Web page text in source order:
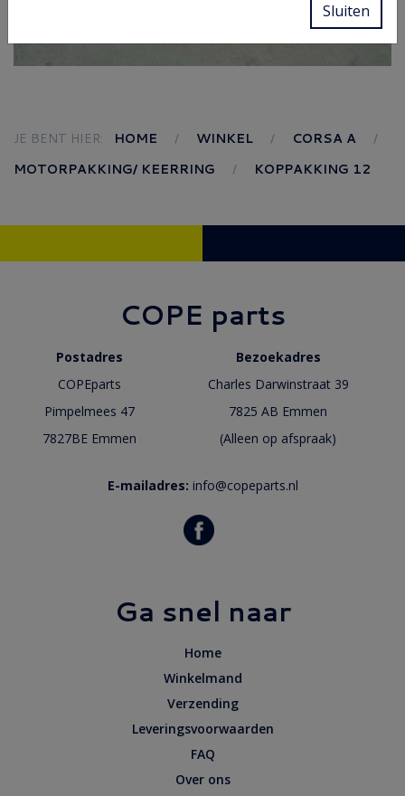
JE BENT HIER: HOME WINKEL
CORSA A
MOTORPAKKING/ KEERRING
KOPPAKKING 12
COPE parts
Postadres
Bezoekadres
COPEparts
Charles Darwinstraat 39
Pimpelmees 47
7825 AB Emmen
7827BE Emmen
(Alleen op afspraak)
E-mailadres: info@copeparts.nl
Ga snel naar
Home
Winkelmand
Verzending
Leveringsvoorwaarden
FAQ
Over ons
Sluiten